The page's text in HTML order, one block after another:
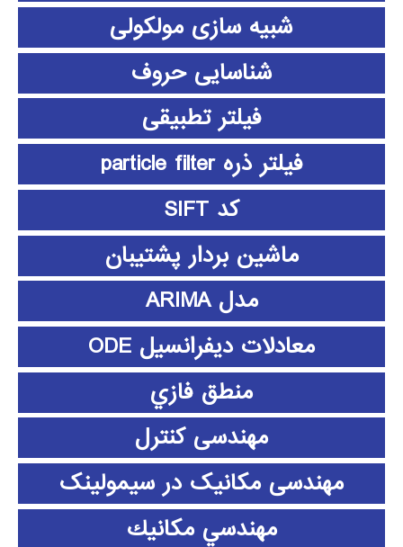
شبیه سازی مولکولی
شناسایی حروف
فیلتر تطبیقی
فیلتر ذره particle filter
کد SIFT
ماشین بردار پشتیبان
مدل ARIMA
معادلات دیفرانسیل ODE
منطق فازي
مهندسی کنترل
مهندسی مکانیک در سیمولینک
مهندسي مكانيك